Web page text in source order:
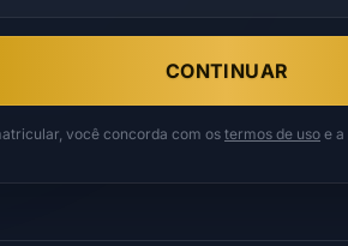
CONTINUAR
você concorda com os termos de uso e a